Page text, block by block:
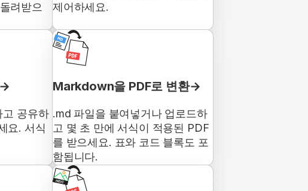
려받으
제어하세요.
공유하
요. 서식
Markdown을 PDF로 변환
.md 파일을 붙여넣거나 업로드하
고 몇 초 만에 서식이 적용된 PDF
를 받으세요. 표와 코드 블록도 포
함됩니다.